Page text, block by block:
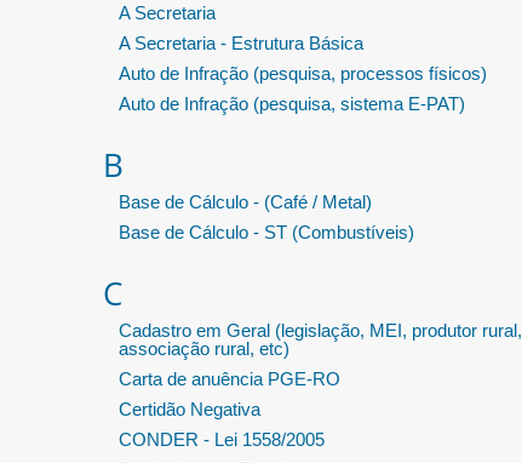
A Secretaria
A Secretaria - Estrutura Básica
Auto de Infração (pesquisa, processos físicos)
Auto de Infração (pesquisa, sistema E-PAT)
B
Base de Cálculo - (Café / Metal)
Base de Cálculo - ST (Combustíveis)
C
Cadastro em Geral (legislação, MEI, produtor rural,
associação rural, etc)
Carta de anuência PGE-RO
Certidão Negativa
CONDER - Lei 1558/2005